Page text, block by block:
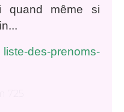
quand même si
des-prenoms-